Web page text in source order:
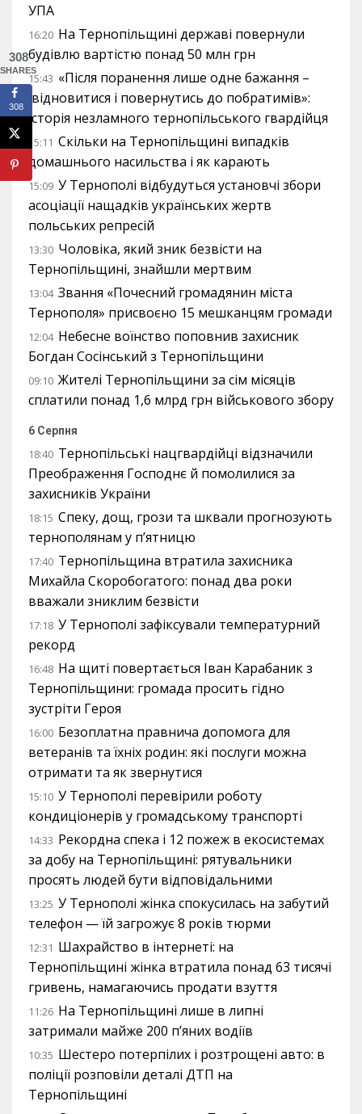
УПА
16:20 На Тернопільщині державі повернули
будівлю вартістю понад 50 млн грн
15:43 «Після поранення лише одне бажання –
відновитися і повернутись до побратимів»:
історія незламного тернопільського гвардійця
15:11 Скільки на Тернопільщині випадків
домашнього насильства і як карають
15:09 У Тернополі відбудуться установчі збори
асоціації нащадків українських жертв
польських репресій
13:30 Чоловіка, який зник безвісти на
Тернопільщині, знайшли мертвим
13:04 Звання «Почесний громадянин міста
Тернополя» присвоєно 15 мешканцям громади
12:04 Небесне воїнство поповнив захисник
Богдан Сосінський з Тернопільщини
09:10 Жителі Тернопільщини за сім місяців
сплатили понад 1,6 млрд грн військового збору
6 Серпня
18:40 Тернопільські нацгвардійці відзначили
Преображення Господнє й помолилися за
захисників України
18:15 Спеку, дощ, грози та шквали прогнозують
тернополянам у п’ятницю
17:40 Тернопільщина втратила захисника
Михайла Скоробогатого: понад два роки
вважали зниклим безвісти
17:18 У Тернополі зафіксували температурний
рекорд
16:48 На щиті повертається Іван Карабаник з
Тернопільщини: громада просить гідно
зустріти Героя
16:00 Безоплатна правнича допомога для
ветеранів та їхніх родин: які послуги можна
отримати та як звернутися
15:10 У Тернополі перевірили роботу
кондиціонерів у громадському транспорті
14:33 Рекордна спека і 12 пожеж в екосистемах
за добу на Тернопільщині: рятувальники
просять людей бути відповідальними
13:25 У Тернополі жінка спокусилась на забутий
телефон — їй загрожує 8 років тюрми
12:31 Шахрайство в інтернеті: на
Тернопільщині жінка втратила понад 63 тисячі
гривень, намагаючись продати взуття
11:26 На Тернопільщині лише в липні
затримали майже 200 п’яних водіїв
10:35 Шестеро потерпілих і розтрощені авто: в
поліції розповіли деталі ДТП на
Тернопільщині
308
SHARES
308